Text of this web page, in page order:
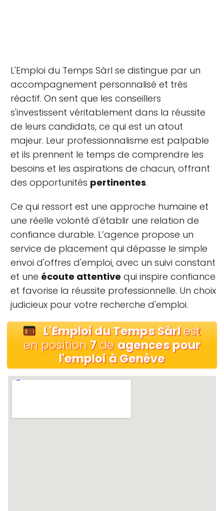
L'Emploi du Temps Sàrl se distingue par un
accompagnement personnalisé et très
réactif. On sent que les conseillers
s'investissent véritablement dans la réussite
de leurs candidats, ce qui est un atout
majeur. Leur professionnalisme est palpable
et ils prennent le temps de comprendre les
besoins et les aspirations de chacun, offrant
des opportunités pertinentes.
Ce qui ressort est une approche humaine et
une réelle volonté d'établir une relation de
confiance durable. L’agence propose un
service de placement qui dépasse le simple
envoi d'offres d'emploi, avec un suivi constant
et une écoute attentive qui inspire confiance
et favorise la réussite professionnelle. Un choix
judicieux pour votre recherche d'emploi.
L'Emploi du Temps Sàrlest
en position 7 de agences pour
l'emploi à Genève